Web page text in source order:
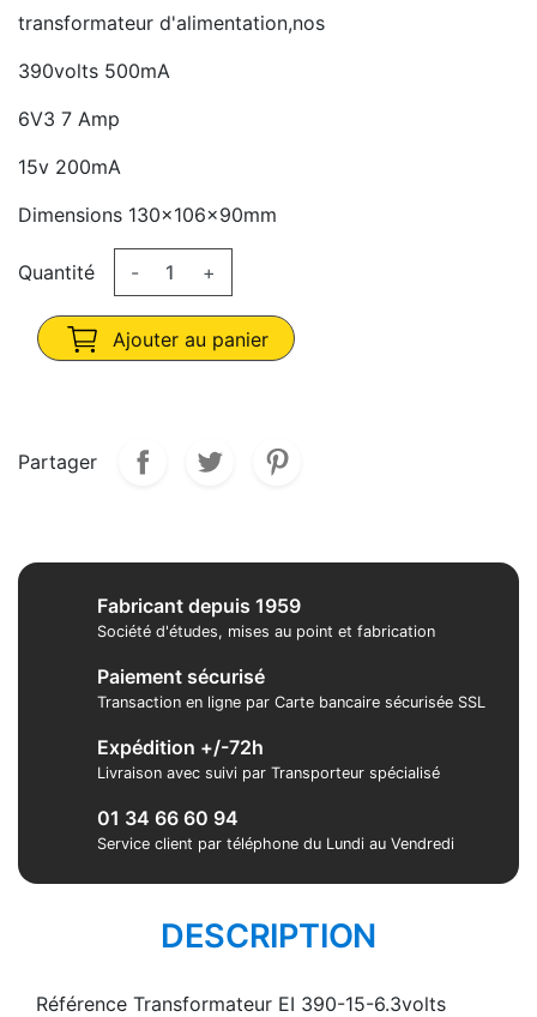
transformateur d'alimentation,nos
390volts 500mA
6V3 7 Amp
15v 200mA
Dimensions 130x106x90mm
Quantité - +
Ajouter au panier
Partager
Fabricant depuis 1959
Société d'études, mises au point et fabrication
Paiement sécurisé
Transaction en ligne par Carte bancaire sécurisée SSL
Expédition +/-72h
Livraison avec suivi par Transporteur spécialisé
01 34 66 60 94
Service client par téléphone du Lundi au Vendredi
DESCRIPTION
Référence Transformateur EI 390-15-6.3volts